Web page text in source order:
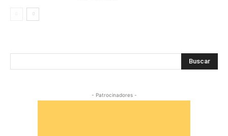
Buscar
- Patrocinadores -